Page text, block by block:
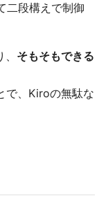
二段構えで制御
そもそもできる
で、Kiroの無駄な